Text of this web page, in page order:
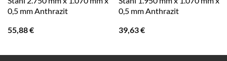
0,5 mm Anthrazit
55,88€
0,5 mm Anthrazit
39,63€